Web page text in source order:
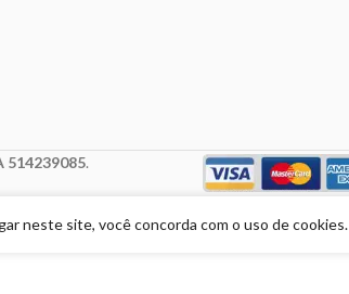
514239085.
neste site, você concorda com o uso de cookies.